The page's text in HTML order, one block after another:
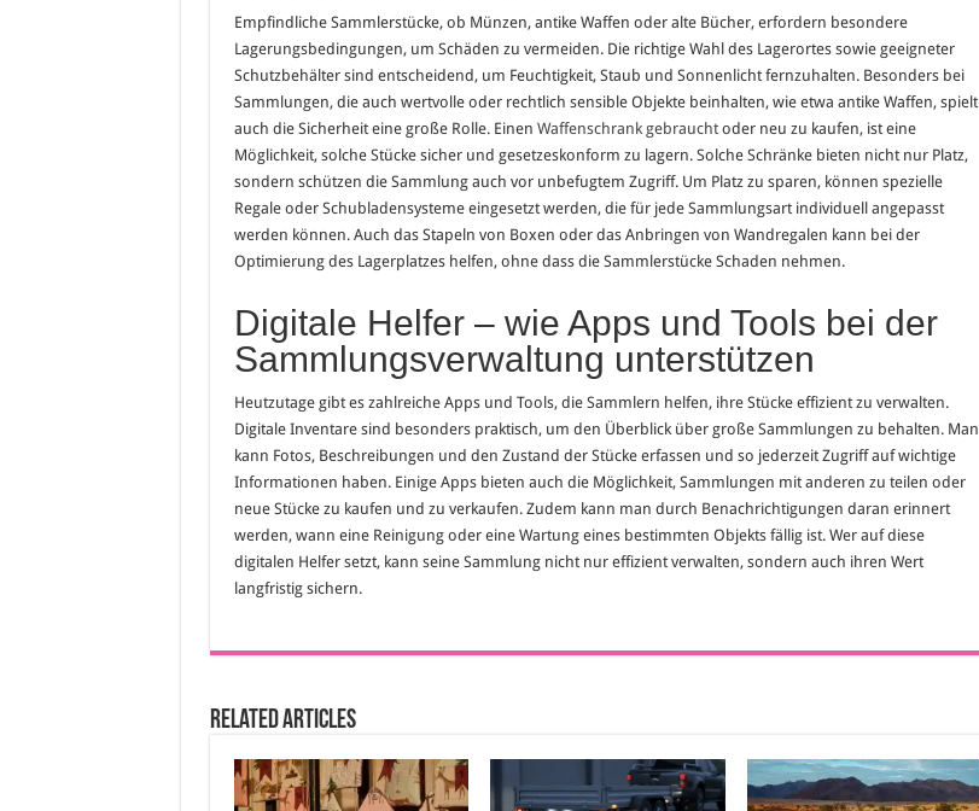
Empfindliche Sammlerstücke, ob Münzen, antike Waffen oder alte Bücher, erfordern besondere
Lagerungsbedingungen, um Schäden zu vermeiden. Die richtige Wahl des Lagerortes sowie geeigneter
Schutzbehälter sind entscheidend, um Feuchtigkeit, Staub und Sonnenlicht fernzuhalten. Besonders bei
Sammlungen, die auch wertvolle oder rechtlich sensible Objekte beinhalten, wie etwa antike Waffen, spielt
auch die Sicherheit eine große Rolle. Einen Waffenschrank gebrauchtoder neu zu kaufen, ist eine
Möglichkeit, solche Stücke sicher und gesetzeskonform zu lagern. Solche Schränke bieten nicht nur Platz,
sondern schützen die Sammlung auch vor unbefugtem Zugriff. Um Platz zu sparen, können spezielle
Regale oder Schubladensysteme eingesetzt werden, die für jede Sammlungsart individuell angepasst
werden können. Auch das Stapeln von Boxen oder das Anbringen von Wandregalen kann bei der
Optimierung des Lagerplatzes helfen, ohne dass die Sammlerstücke Schaden nehmen.
Digitale Helfer – wie Apps und Tools bei der
Sammlungsverwaltung unterstützen
Heutzutage gibt es zahlreiche Apps und Tools, die Sammlern helfen, ihre Stücke effizient zu verwalten.
Digitale Inventare sind besonders praktisch, um den Überblick über große Sammlungen zu behalten. Man
kann Fotos, Beschreibungen und den Zustand der Stücke erfassen und so jederzeit Zugriff auf wichtige
Informationen haben. Einige Apps bieten auch die Möglichkeit, Sammlungen mit anderen zu teilen oder
neue Stücke zu kaufen und zu verkaufen. Zudem kann man durch Benachrichtigungen daran erinnert
werden, wann eine Reinigung oder eine Wartung eines bestimmten Objekts fällig ist. Wer auf diese
digitalen Helfer setzt, kann seine Sammlung nicht nur effizient verwalten, sondern auch ihren Wert
langfristig sichern.
Related Articles